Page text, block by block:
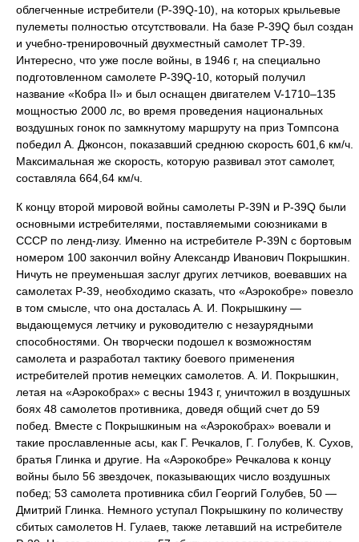
облегченные истребители (Р-39Q-10), на которых крыльевые
пулеметы полностью отсутствовали. На базе Р-39Q был создан
и учебно-тренировочный двухместный самолет ТР-39.
Интересно, что уже после войны, в 1946 г, на специально
подготовленном самолете Р-39Q-10, который получил
название «Кобра II» и был оснащен двигателем V-1710–135
мощностью 2000 лс, во время проведения национальных
воздушных гонок по замкнутому маршруту на приз Томпсона
победил А. Джонсон, показавший среднюю скорость 601,6 км/ч.
Максимальная же скорость, которую развивал этот самолет,
составляла 664,64 км/ч.
К концу второй мировой войны самолеты Р-39N и Р-39Q были
основными истребителями, поставляемыми союзниками в
СССР по ленд-лизу. Именно на истребителе Р-39N с бортовым
номером 100 закончил войну Александр Иванович Покрышкин.
Ничуть не преуменьшая заслуг других летчиков, воевавших на
самолетах Р-39, необходимо сказать, что «Аэрокобре» повезло
в том смысле, что она досталась А. И. Покрышкину —
выдающемуся летчику и руководителю с незаурядными
способностями. Он творчески подошел к возможностям
самолета и разработал тактику боевого применения
истребителей против немецких самолетов. А. И. Покрышкин,
летая на «Аэрокобрах» с весны 1943 г, уничтожил в воздушных
боях 48 самолетов противника, доведя общий счет до 59
побед. Вместе с Покрышкиным на «Аэрокобрах» воевали и
такие прославленные асы, как Г. Речкалов, Г. Голубев, К. Сухов,
братья Глинка и другие. На «Аэрокобре» Речкалова к концу
войны было 56 звездочек, показывающих число воздушных
побед; 53 самолета противника сбил Георгий Голубев, 50 —
Дмитрий Глинка. Немного уступал Покрышкину по количеству
сбитых самолетов Н. Гулаев, также летавший на истребителе